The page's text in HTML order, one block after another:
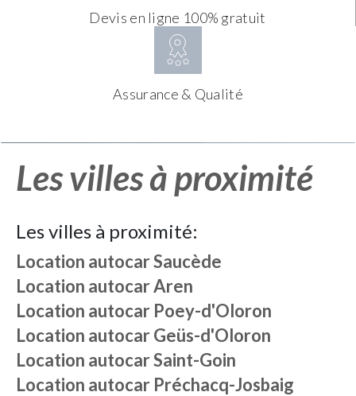
Devis en ligne 100% gratuit
Assurance & Qualité
Les villes à proximité
Les villes à proximité:
Location autocarSaucède
Location autocarAren
Location autocar Poey-d'Oloron
Location autocarGeüs-d'Oloron
Location autocarSaint-Goin
Location autocar Préchacq-Josbaig